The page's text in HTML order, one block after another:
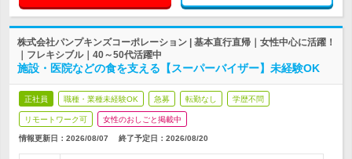
株式会社パンプキンズコーポレーション | 基本直行直帰｜女性中心に活躍！
｜フレキシブル｜40～50代活躍中
施設・医院などの食を支える【スーパーバイザー】未経験OK
正社員 職種・業種未経験OK 急募 転勤なし 学歴不問
リモートワーク可 女性のおしごと掲載中
情報更新日：2026/08/07 終了予定日： 2026/08/20